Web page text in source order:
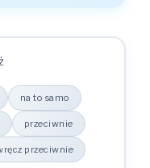
na to samo
przeciwnie
przeciwnie